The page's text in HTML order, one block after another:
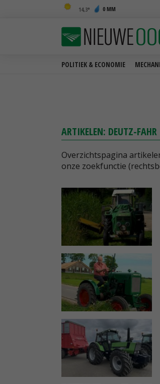
14,3 0 MM
POLITIEK & ECONOMIE
ARTIKELEN: DEUTZ-FAHR
Overzichtspagina
onze zoekfunctie